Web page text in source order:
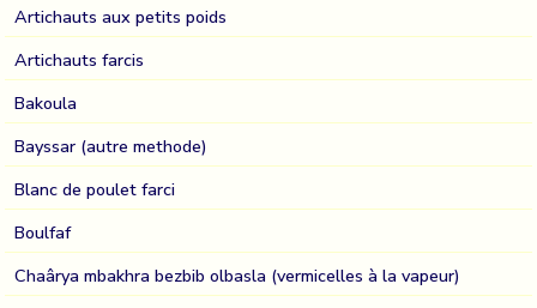
Artichauts aux petits poids
Artichauts farcis
Bakoula
Bayssar (autre methode)
Blanc de poulet farci
Boulfaf
Chaârya mbakhra bezbib olbasla (vermicelles à la vapeur)